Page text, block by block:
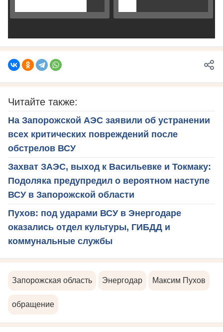
Читайте также:
На Запорожской АЭС заявили об устранении
всех критических повреждений после
обстрелов ВСУ
Захват ЗАЭС, выход к Васильевке и Токмаку:
Подоляка предупредил о вероятном наступе
ВСУ в Запорожской области
Пухов: под ударами ВСУ в Энергодаре
оказались отдел культуры, ГИБДД и
коммунальные службы
Запорожская область Энергодар Максим Пухов
обращение